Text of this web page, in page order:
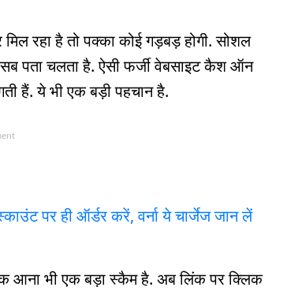
रहा है तो पक्का कोई गड़बड़ होगी. सोशल
पता चलता है. ऐसी फर्जी वेबसाइट कैश ऑन
हैं. ये भी एक बड़ी पहचान है.
पर ही ऑर्डर करें, वर्ना ये चार्जेज जान लें
आना भी एक बड़ा स्कैम है. अब लिंक पर क्लिक